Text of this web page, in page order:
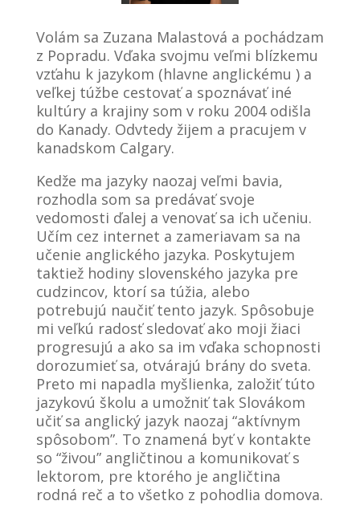
Volám sa Zuzana Malastová a pochádzam
z Popradu. Vďaka svojmu veľmi blízkemu
vzťahu k jazykom (hlavne anglickému ) a
veľkej túžbe cestovať a spoznávať iné
kultúry a krajiny som v roku 2004 odišla
do Kanady. Odvtedy žijem a pracujem v
kanadskom Calgary.
Kedže ma jazyky naozaj veľmi bavia,
rozhodla som sa predávať svoje
vedomosti ďalej a venovať sa ich učeniu.
Učím cez internet a zameriavam sa na
učenie anglického jazyka. Poskytujem
taktiež hodiny slovenského jazyka pre
cudzincov, ktorí sa túžia, alebo
potrebujú naučiť tento jazyk. Spôsobuje
mi veľkú radosť sledovať ako moji žiaci
progresujú a ako sa im vďaka schopnosti
dorozumieť sa, otvárajú brány do sveta.
Preto mi napadla myšlienka, založiť túto
jazykovú školu a umožniť tak Slovákom
učiť sa anglický jazyk naozaj “aktívnym
spôsobom”. To znamená byť v kontakte
so “živou” angličtinou a komunikovať s
lektorom, pre ktorého je angličtina
rodná reč a to všetko z pohodlia domova.
Necessary
These
cookies are
not
optional.
They are
needed for
function.
Statistics
In order for
us to
improve the
website's
functionality
and
structure,
based on
how the
website is
used.
Experience
In order for
our website
to perform